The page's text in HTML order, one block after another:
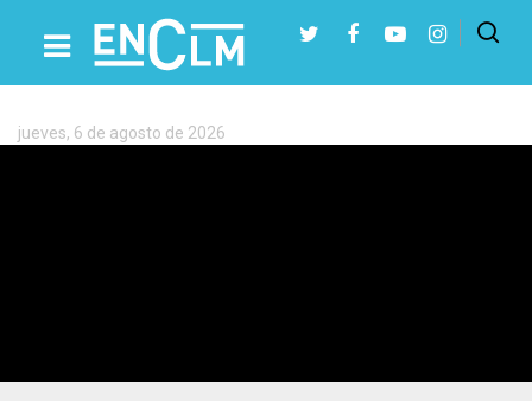
Etiqueta:
Polígono
de
Presiona Intro para buscar o ESC para cerrar
jueves, 6 de agosto de 2026